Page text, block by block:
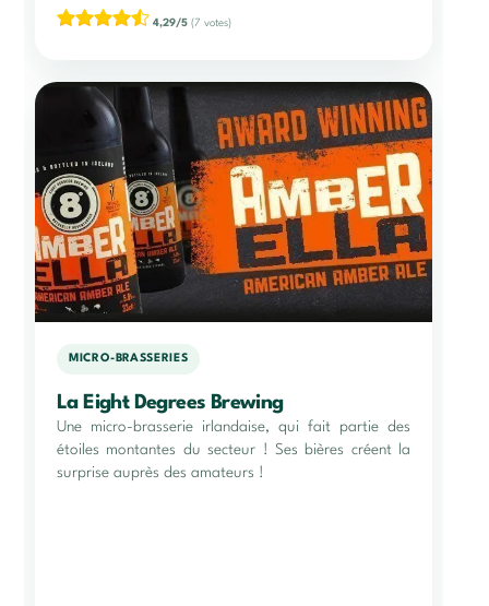
4,29/5 (7 votes)
MICRO-BRASSERIES
La Eight Degrees Brewing
Une micro-brasserie irlandaise, qui fait partie des
étoiles montantes du secteur ! Ses bières créent la
surprise auprès des amateurs !